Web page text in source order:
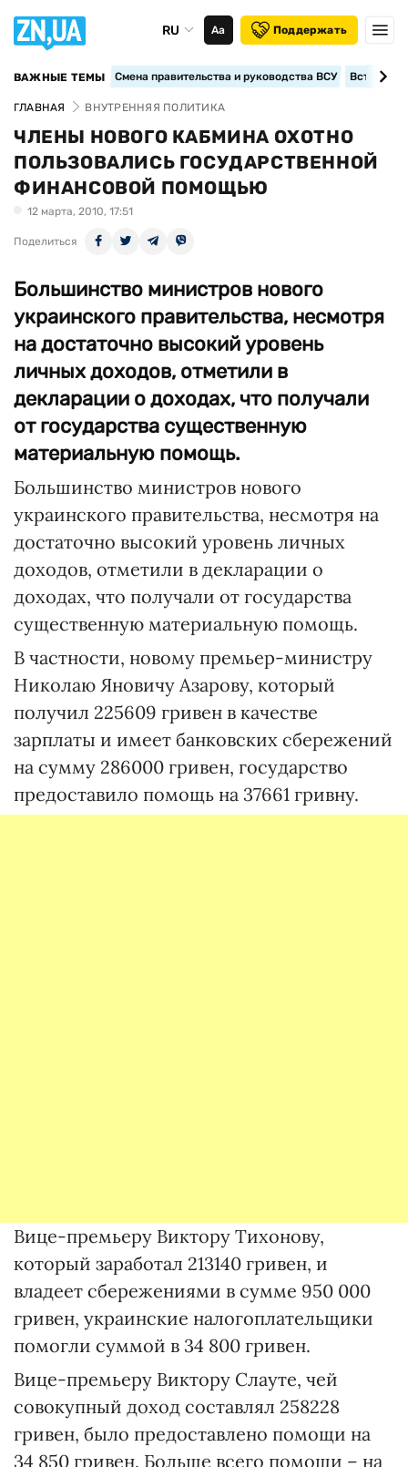
RU Аа Поддержать
ВАЖНЫЕ ТЕМЫ Смена правительства и руководства ВСУ
ГЛАВНАЯ ВНУТРЕННЯЯ ПОЛИТИКА
ЧЛЕНЫ НОВОГО КАБМИНА ОХОТНО
ПОЛЬЗОВАЛИСЬ ГОСУДАРСТВЕННОЙ
ФИНАНСОВОЙ ПОМОЩЬЮ
12 марта, 2010, 17:51
Поделиться
Большинство министров нового
украинского правительства, несмотря
на достаточно высокий уровень
личных доходов, отметили в
декларации о доходах, что получали
от государства существенную
материальную помощь.
Большинство министров нового
украинского правительства, несмотря на
достаточно высокий уровень личных
доходов, отметили в декларации о
доходах, что получали от государства
существенную материальную помощь.
В частности, новому премьер-министру
Николаю Яновичу Азарову, который
получил 225609 гривен в качестве
зарплаты и имеет банковских сбережений
на сумму 286000 гривен, государство
предоставило помощь на 37661 гривну.
Вице-премьеру Виктору Тихонову,
который заработал 213140 гривен, и
владеет сбережениями в сумме 950 000
гривен, украинские налогоплательщики
помогли суммой в 34 800 гривен.
Вице-премьеру Виктору Слауте, чей
совокупный доход составлял 258228
гривен, было предоставлено помощи на
34 850 гривен. Больше всего помощи – на